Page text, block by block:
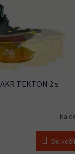
TEKTON 2 s
Na
Do